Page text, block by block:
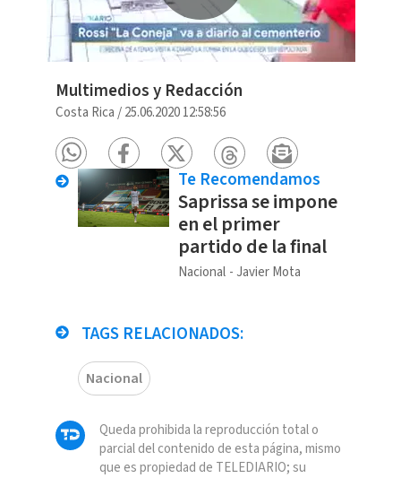
Multimedios y Redacción
Costa Rica /25.06.2020 12:58:56
Te Recomendamos
Saprissa se impone
en el primer
partido de la final
Nacional Javier Mota
TAGS RELACIONADOS:
Nacional
Queda prohibida la reproducción total o
parcial del contenido de esta página, mismo
que es propiedad de TELEDIARIO; su